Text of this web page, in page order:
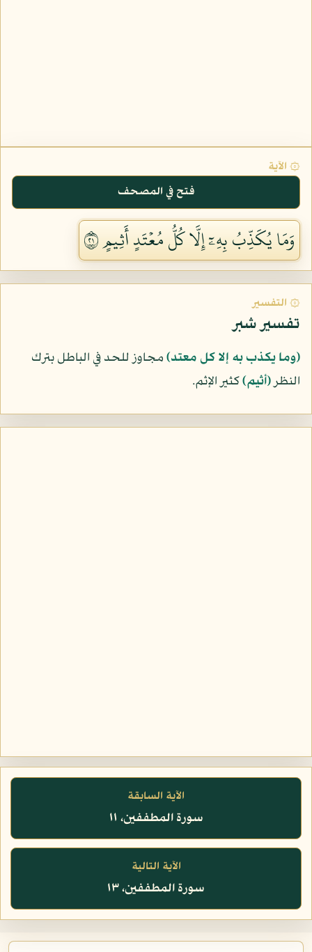
۞ الآية
فتح في المصحف
وَمَا يُكَذِّبُ بِهِۦٓ إِلَّا كُلُّ مُعۡتَدٍ أَثِيمٍ ١٢
۞ التفسير
تفسير شبر
﴿وما يكذب به إلا كل معتد﴾مجاوز للحد في الباطل بترك
النظر﴿أثيم﴾كثير الإثم.
الآية السابقة
سورة المطففين، ١١
الآية التالية
سورة المطففين، ١٣